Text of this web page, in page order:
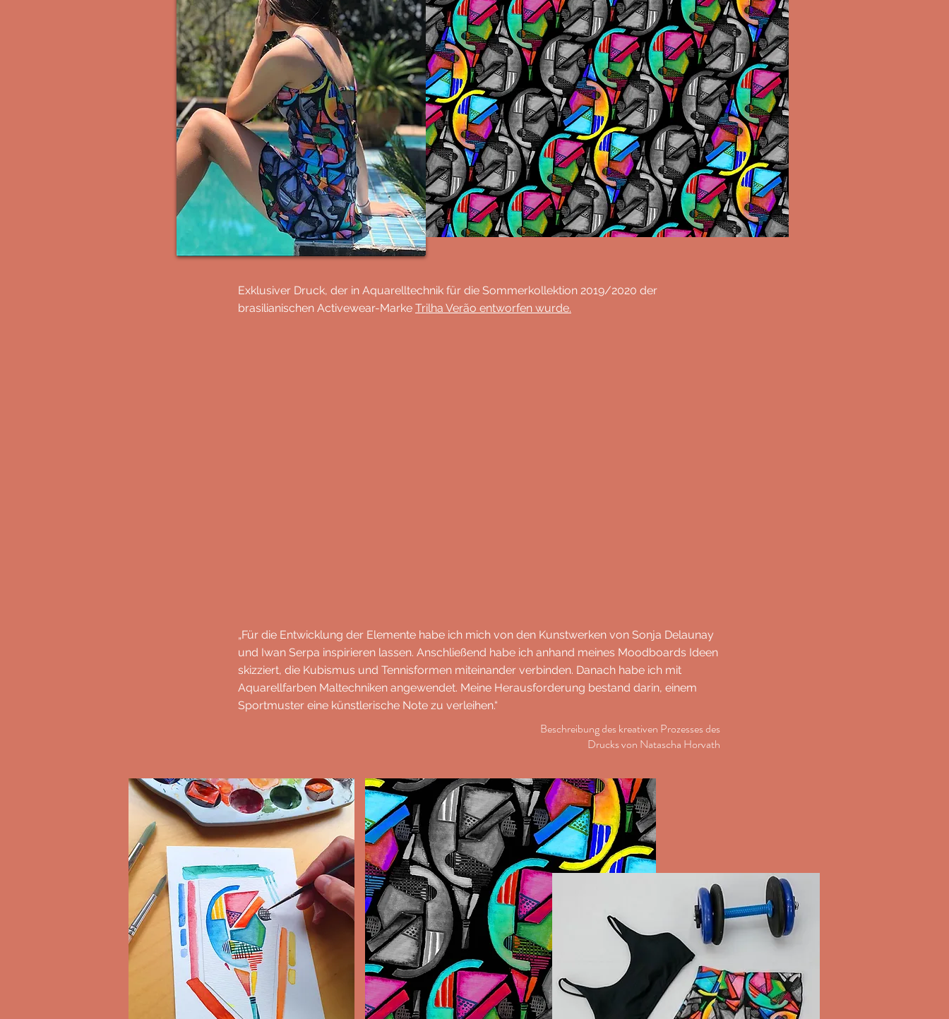
Exklusiver Druck, der in Aquarelltechnik für die Sommerkollektion 2019/2020 der
brasilianischen Activewear-Marke Trilha Verão entworfen wurde.
„Für die Entwicklung der Elemente habe ich mich von den Kunstwerken von Sonja Delaunay
und Iwan Serpa inspirieren lassen. Anschließend habe ich anhand meines Moodboards Ideen
skizziert, die Kubismus und Tennisformen miteinander verbinden. Danach habe ich mit
Aquarellfarben Maltechniken angewendet. Meine Herausforderung bestand darin, einem
Sportmuster eine künstlerische Note zu verleihen.“
Beschreibung des kreativen Prozesses des
Drucks von Natascha Horvath